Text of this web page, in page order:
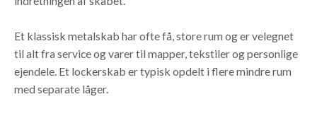
Et klassisk metalskab har ofte få, store rum og er velegnet
til alt fra service og varer til mapper, tekstiler og personlige
ejendele. Et lockerskab er typisk opdelt i flere mindre rum
med separate låger.